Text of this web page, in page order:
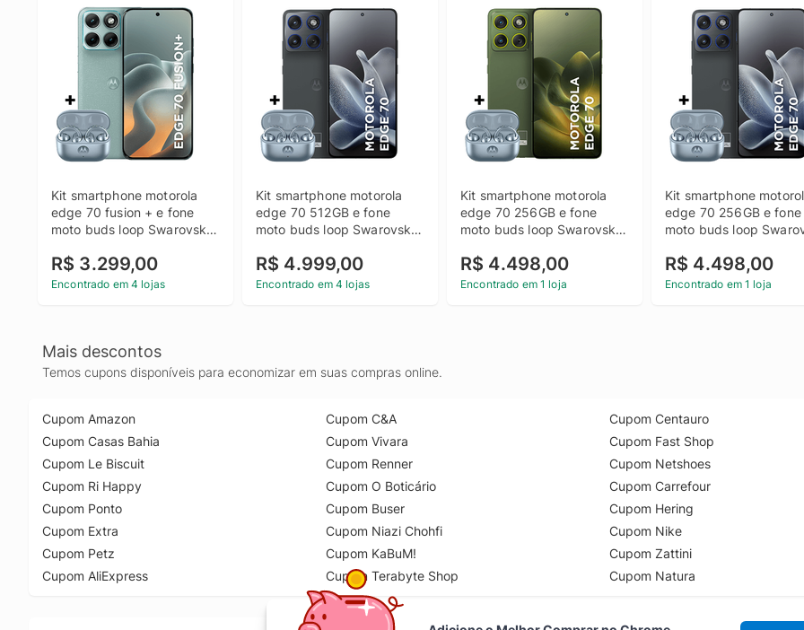
Kit smartphone motorola
edge 70 fusion + e fone
moto buds loop Swarovski
RAM + 12GB RAM Boost),
camera 50MP Sony Lytia
R$ 3.299,00
Encontrado em 4 lojas
Kit smartphone motorola
edge 70 512GB e fone
moto buds loop Swarovski
+ 12GB RAM Boost),
Ultrafino, 3 cameras 50MP
R$ 4.999,00
Encontrado em 4 lojas
Kit smartphone motorola
edge 70 256GB e fone
moto buds loop Swarovski
16GB RAM Boost),
Ultrafino, 3 cameras 50MP
R$ 4.498,00
Encontrado em 1 loja
Kit smartphone
edge 70 256GB e fone
moto buds loop
16GB RAM Boost),
Ultrafino, 3 cameras
R$ 4.498,00
Encontrado em 1 loja
Mais descontos
Temos cupons disponíveis para economizar em suas compras online.
Cupom Amazon
Cupom Casas Bahia
Cupom Le Biscuit
Cupom Ri Happy
Cupom Ponto
Cupom Extra
Cupom Petz
Cupom AliExpress
Cupom C&A
Cupom Vivara
Cupom Renner
Cupom O Boticário
Cupom Buser
Cupom Niazi Chohfi
Cupom KaBuM!
Cupom Terabyte Shop
Cupom Centauro
Cupom Fast Shop
Cupom Netshoes
Cupom Carrefour
Cupom Hering
Cupom Nike
Cupom Zattini
Cupom Natura